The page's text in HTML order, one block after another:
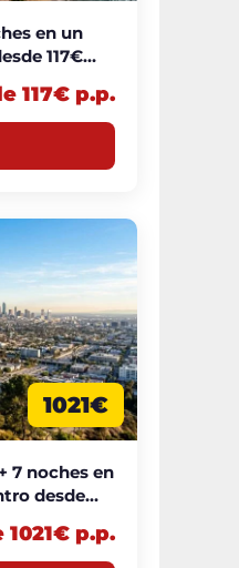
en un
117€
117€ p.p.
1021€
7 noches en
desde
1021€ p.p.